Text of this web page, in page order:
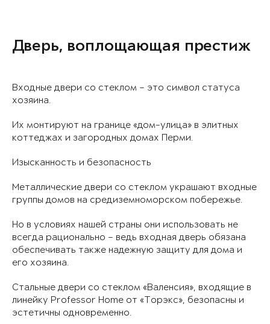
Дверь, воплощающая престиж
Входные двери со стеклом – это символ статуса
хозяина.
Их монтируют на границе «дом-улица» в элитных
коттеджах и загородных домах Перми.
Изысканность и безопасность
Металлические двери со стеклом украшают входные
группы домов на средиземноморском побережье.
Но в условиях нашей страны они использовать не
всегда рационально – ведь входная дверь обязана
обеспечивать также надежную защиту для дома и
его хозяина.
Стальные двери со стеклом «Валенсия», входящие в
линейку Professor Home от «Торэкс», безопасны и
эстетичны одновременно.